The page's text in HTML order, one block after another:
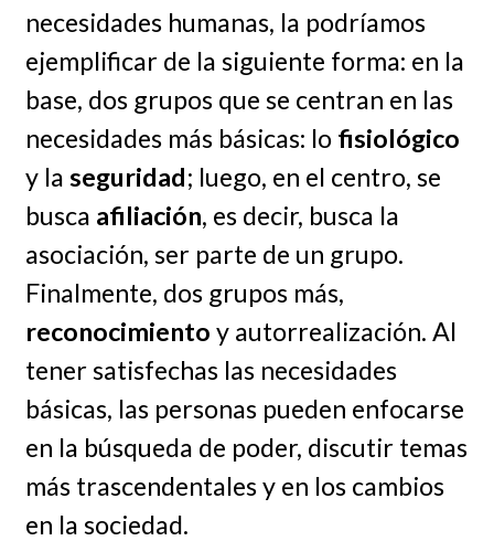
necesidades humanas, la podríamos
ejemplificar de la siguiente forma: en la
base, dos grupos que se centran en las
necesidades más básicas: lo fisiológico
y la seguridad; luego, en el centro, se
busca afiliación, es decir, busca la
asociación, ser parte de un grupo.
Finalmente, dos grupos más,
reconocimiento y autorrealización. Al
tener satisfechas las necesidades
básicas, las personas pueden enfocarse
en la búsqueda de poder, discutir temas
más trascendentales y en los cambios
en la sociedad.